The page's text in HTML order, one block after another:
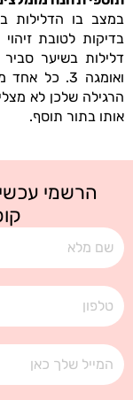
במצב בו הדלילות
בדיקות לטובת
ואומגה 3.
הרגילה שלכן לא
אותו בתור תוסף.
הרשמי
שם
טלפון
אימייל